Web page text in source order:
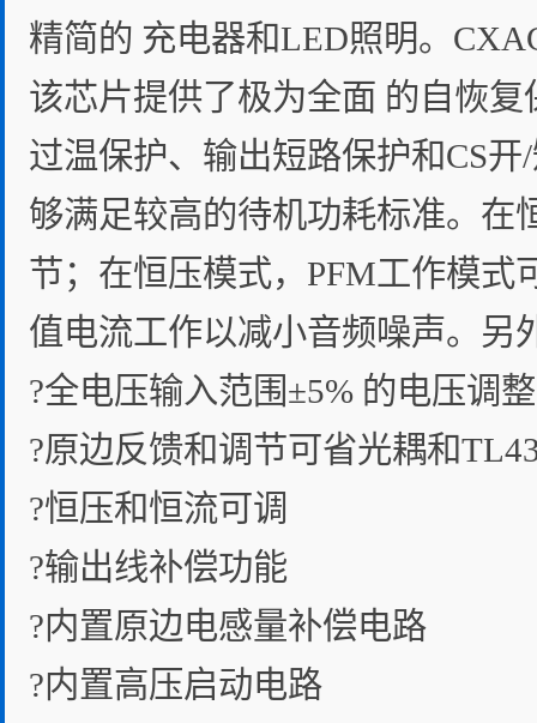
精简的 充电器和LED照明。
该芯片提供了极为全面 的自恢
过温保护、输出短路保护和CS
够满足较高的待机功耗标准。在
节；在恒压模式，PFM工作模式
值电流工作以减小音频噪声。另
?全电压输入范围±5% 的电压调
?原边反馈和调节可省光耦和
?恒压和恒流可调
?输出线补偿功能
?内置原边电感量补偿电路
?内置高压启动电路